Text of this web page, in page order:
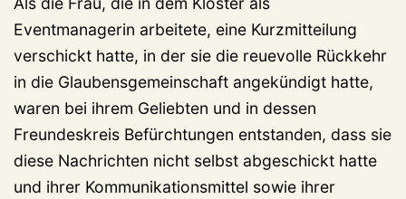
Eventmanagerin arbeitete, eine Kurzmitteilung
verschickt hatte, in der sie die reuevolle Rückkehr
in die Glaubensgemeinschaft angekündigt hatte,
waren bei ihrem Geliebten und in dessen
Freundeskreis Befürchtungen entstanden, dass sie
diese Nachrichten nicht selbst abgeschickt hatte
und ihrer Kommunikationsmittel sowie ihrer